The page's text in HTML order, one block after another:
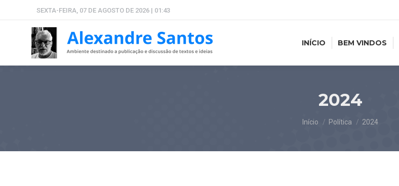
SEXTA-FEIRA, 07 DE AGOSTO DE 2026 | 01:43
INÍCIO BEM VINDOS
2024
Você está aqui:
Início Política 2024